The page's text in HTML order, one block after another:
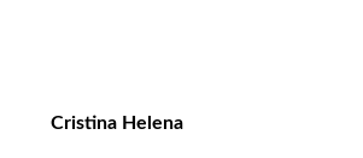
Cristina Helena